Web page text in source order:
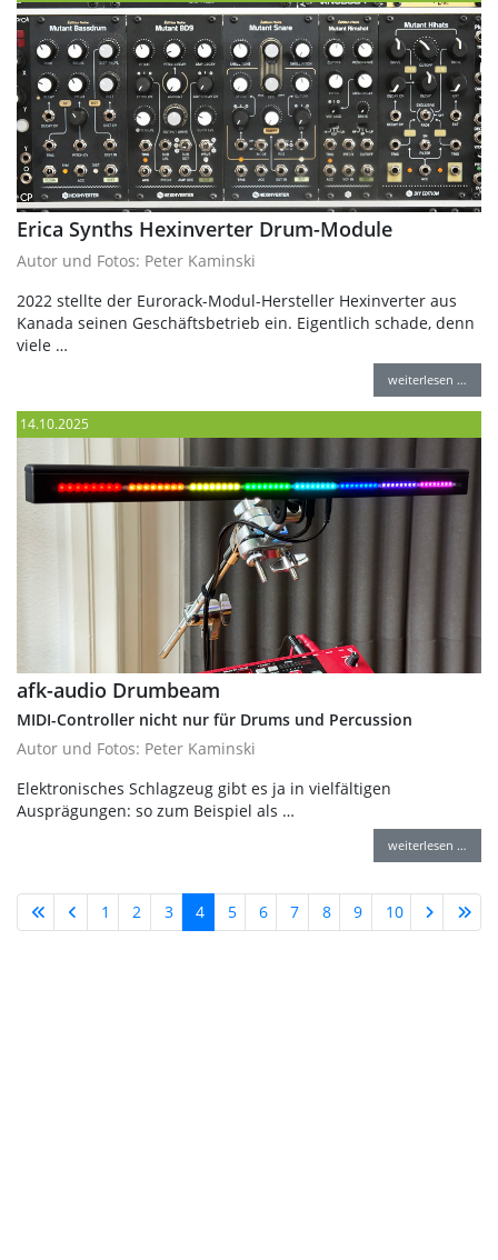
Erica Synths Hexinverter Drum-Module
Autor und Fotos: Peter Kaminski
2022 stellte der Eurorack-Modul-Hersteller Hexinverter aus
Kanada seinen Geschäftsbetrieb ein. Eigentlich schade, denn
viele …
weiterlesen …
14.10.2025
afk-audio Drumbeam
MIDI-Controller nicht nur für Drums und Percussion
Autor und Fotos: Peter Kaminski
Elektronisches Schlagzeug gibt es ja in vielfältigen
Ausprägungen: so zum Beispiel als …
weiterlesen …
1 2 3 4 5 6 7 8 9 10